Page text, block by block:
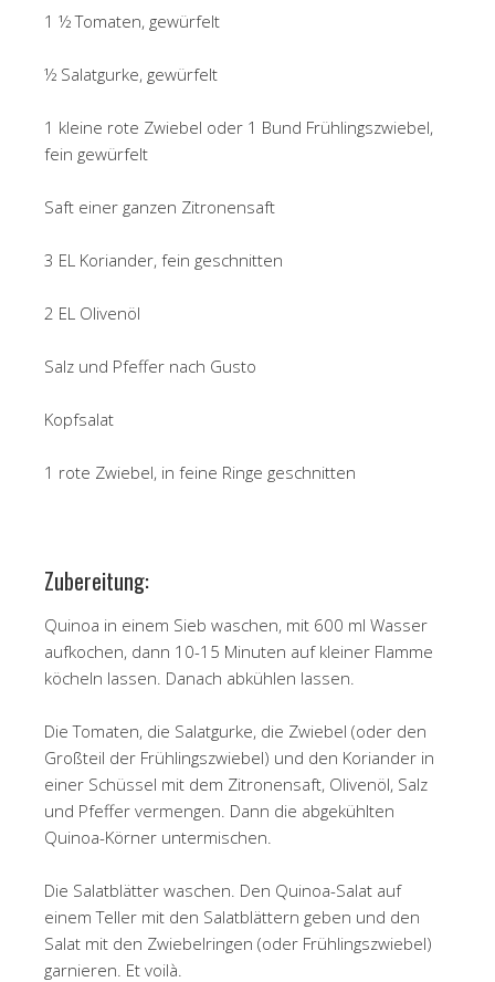
1 ½ Tomaten, gewürfelt
½ Salatgurke, gewürfelt
1 kleine rote Zwiebel oder 1 Bund Frühlingszwiebel,
fein gewürfelt
Saft einer ganzen Zitronensaft
3 EL Koriander, fein geschnitten
2 EL Olivenöl
Salz und Pfeffer nach Gusto
Kopfsalat
1 rote Zwiebel, in feine Ringe geschnitten
Zubereitung:
Quinoa in einem Sieb waschen, mit 600 ml Wasser
aufkochen, dann 10-15 Minuten auf kleiner Flamme
köcheln lassen. Danach abkühlen lassen.
Die Tomaten, die Salatgurke, die Zwiebel (oder den
Großteil der Frühlingszwiebel) und den Koriander in
einer Schüssel mit dem Zitronensaft, Olivenöl, Salz
und Pfeffer vermengen. Dann die abgekühlten
Quinoa-Körner untermischen.
Die Salatblätter waschen. Den Quinoa-Salat auf
einem Teller mit den Salatblättern geben und den
Salat mit den Zwiebelringen (oder Frühlingszwiebel)
garnieren. Et voilà.